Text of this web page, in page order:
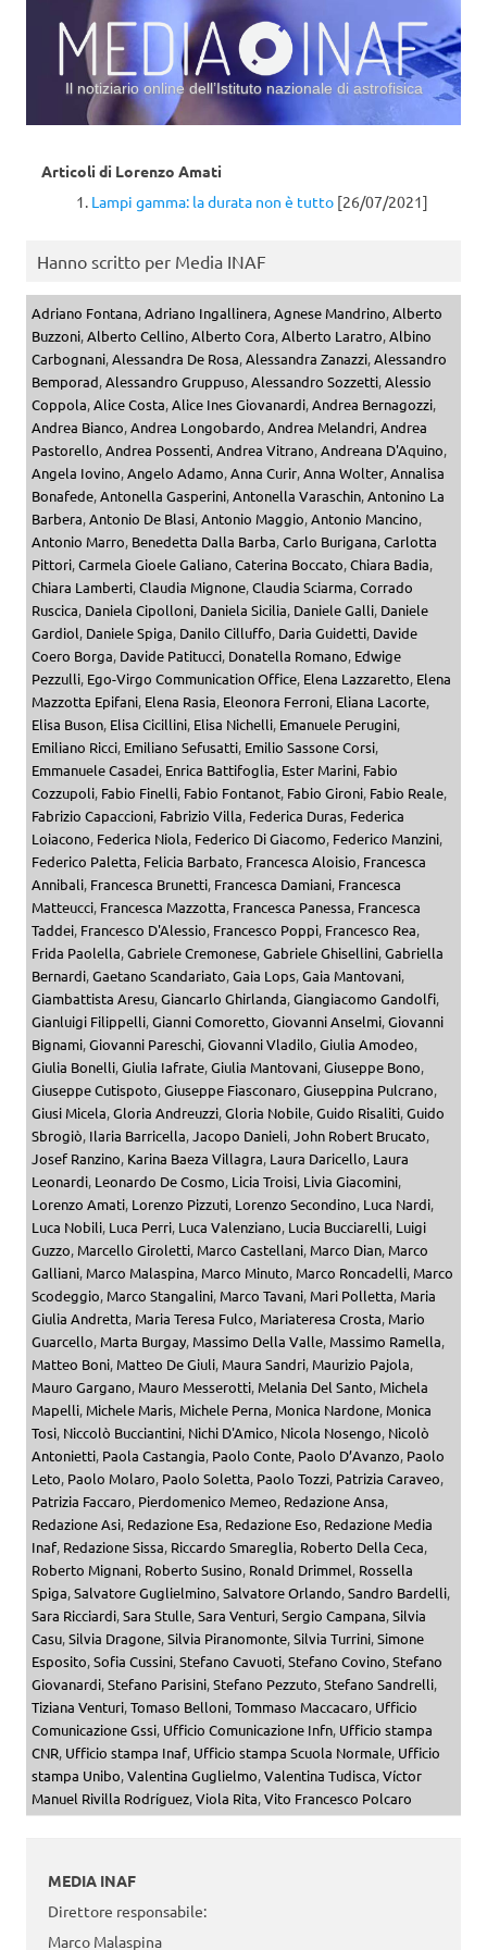
Il notiziario online dell’Istituto nazionale di astrofisica
Articoli di Lorenzo Amati
Lampi gamma: la durata non è tutto [26/07/2021]
Hanno scritto per Media INAF
Adriano Fontana,Adriano Ingallinera,Agnese Mandrino,Alberto
Buzzoni,Alberto Cellino,Alberto Cora,Alberto Laratro,Albino
Carbognani,Alessandra De Rosa,Alessandra Zanazzi,Alessandro
Bemporad,Alessandro Gruppuso,Alessandro Sozzetti,Alessio
Coppola,Alice Costa,Alice Ines Giovanardi,Andrea Bernagozzi,
Andrea Bianco,Andrea Longobardo,Andrea Melandri,Andrea
Pastorello,Andrea Possenti,Andrea Vitrano,Andreana D'Aquino,
Angela Iovino,Angelo Adamo,Anna Curir,Anna Wolter,Annalisa
Bonafede,Antonella Gasperini,Antonella Varaschin,Antonino La
Barbera,Antonio De Blasi,Antonio Maggio,Antonio Mancino,
Antonio Marro, Benedetta Dalla Barba,Carlo Burigana,Carlotta
Pittori,Carmela Gioele Galiano,Caterina Boccato,Chiara Badia,
Chiara Lamberti,Claudia Mignone,Claudia Sciarma,Corrado
Ruscica, Daniela Cipolloni, Daniela Sicilia, Daniele Galli, Daniele
Gardiol, Daniele Spiga, Danilo Cilluffo, Daria Guidetti, Davide
Coero Borga, Davide Patitucci, Donatella Romano, Edwige
Pezzulli, Ego-Virgo Communication Office, Elena Lazzaretto, Elena
Mazzotta Epifani, Elena Rasia, Eleonora Ferroni, Eliana Lacorte,
Elisa Buson, Elisa Cicillini, Elisa Nichelli, Emanuele Perugini,
Emiliano Ricci, Emiliano Sefusatti, Emilio Sassone Corsi,
Emmanuele Casadei, Enrica Battifoglia, Ester Marini, Fabio
Cozzupoli, Fabio Finelli, Fabio Fontanot, Fabio Gironi, Fabio Reale,
Fabrizio Capaccioni, Fabrizio Villa, Federica Duras, Federica
Loiacono, Federica Niola, Federico Di Giacomo, Federico Manzini,
Federico Paletta, Felicia Barbato, Francesca Aloisio, Francesca
Annibali, Francesca Brunetti, Francesca Damiani, Francesca
Matteucci, Francesca Mazzotta, Francesca Panessa, Francesca
Taddei, Francesco D'Alessio, Francesco Poppi, Francesco Rea,
Frida Paolella,Gabriele Cremonese,Gabriele Ghisellini,Gabriella
Bernardi,Gaetano Scandariato,Gaia Lops,Gaia Mantovani,
Giambattista Aresu,Giancarlo Ghirlanda,Giangiacomo Gandolfi,
Gianluigi Filippelli,Gianni Comoretto,Giovanni Anselmi,Giovanni
Bignami,Giovanni Pareschi,Giovanni Vladilo,Giulia Amodeo,
Giulia Bonelli,Giulia Iafrate,Giulia Mantovani,Giuseppe Bono,
Giuseppe Cutispoto,Giuseppe Fiasconaro,Giuseppina Pulcrano,
Giusi Micela,Gloria Andreuzzi,Gloria Nobile,Guido Risaliti,Guido
Sbrogiò, Ilaria Barricella,Jacopo Danieli,John Robert Brucato,
Josef Ranzino, Karina Baeza Villagra, Laura Daricello, Laura
Leonardi, Leonardo De Cosmo, Licia Troisi, Livia Giacomini,
Lorenzo Amati, Lorenzo Pizzuti, Lorenzo Secondino, Luca Nardi,
Luca Nobili, Luca Perri, Luca Valenziano, Lucia Bucciarelli, Luigi
Guzzo, Marcello Giroletti, Marco Castellani, Marco Dian, Marco
Galliani, Marco Malaspina, Marco Minuto, Marco Roncadelli, Marco
Scodeggio, Marco Stangalini, Marco Tavani, Mari Polletta, Maria
Giulia Andretta, Maria Teresa Fulco, Mariateresa Crosta, Mario
Guarcello, Marta Burgay, Massimo Della Valle, Massimo Ramella,
Matteo Boni, Matteo De Giuli, Maura Sandri, Maurizio Pajola,
Mauro Gargano, Mauro Messerotti, Melania Del Santo, Michela
Mapelli, Michele Maris, Michele Perna, Monica Nardone, Monica
Tosi, Niccolò Bucciantini, Nichi D'Amico, Nicola Nosengo, Nicolò
Antonietti, Paola Castangia, Paolo Conte, Paolo D’Avanzo, Paolo
Leto, Paolo Molaro, Paolo Soletta, Paolo Tozzi, Patrizia Caraveo,
Patrizia Faccaro, Pierdomenico Memeo, Redazione Ansa,
Redazione Asi, Redazione Esa, Redazione Eso, Redazione Media
Inaf, Redazione Sissa, Riccardo Smareglia, Roberto Della Ceca,
Roberto Mignani, Roberto Susino, Ronald Drimmel, Rossella
Spiga,Salvatore Guglielmino,Salvatore Orlando,Sandro Bardelli,
Sara Ricciardi,Sara Stulle,Sara Venturi,Sergio Campana,Silvia
Casu,Silvia Dragone,Silvia Piranomonte,Silvia Turrini,Simone
Esposito,Sofia Cussini,Stefano Cavuoti,Stefano Covino,Stefano
Giovanardi,Stefano Parisini,Stefano Pezzuto,Stefano Sandrelli,
Tiziana Venturi,Tomaso Belloni,Tommaso Maccacaro, Ufficio
Comunicazione Gssi, Ufficio Comunicazione Infn, Ufficio stampa
CNR, Ufficio stampa Inaf, Ufficio stampa Scuola Normale, Ufficio
stampa Unibo,Valentina Guglielmo,Valentina Tudisca,Víctor
Manuel Rivilla Rodríguez,Viola Rita,Vito Francesco Polcaro
MEDIA INAF
Direttore responsabile:
Marco Malaspina